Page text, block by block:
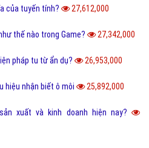
của tuyến tính? 27,612,000
thế nào trong Game? 27,342,000
pháp tu từ ẩn dụ? 26,953,000
hiệu nhận biết ô môi 25,892,000
xuất và kinh doanh hiện nay?